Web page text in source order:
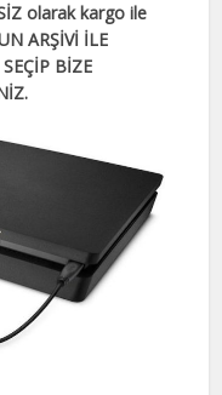
olarak kargo ile
ARŞİVİ İLE
BİZE